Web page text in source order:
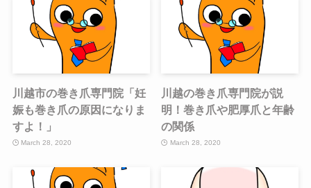
川越市の巻き爪専門院「妊
娠も巻き爪の原因になりま
すよ！」
March 28, 2020
川越の巻き爪専門院が説
明！巻き爪や肥厚爪と年齢
の関係
March 28, 2020